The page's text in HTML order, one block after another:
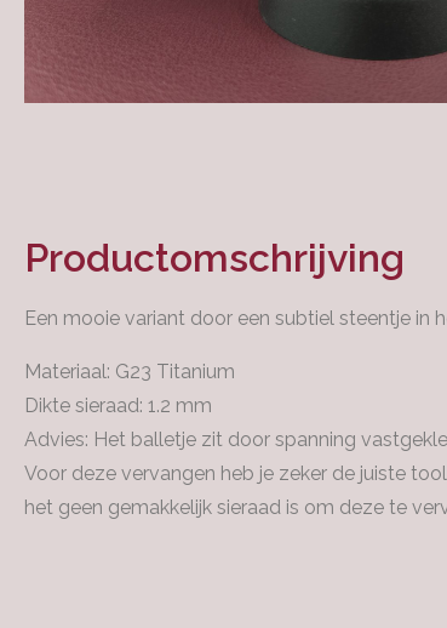
Productomschrijving
Een mooie variant door een subtiel steentje in
Materiaal: G23 Titanium
Dikte sieraad: 1.2 mm
Advies: Het balletje zit door spanning
Voor deze vervangen heb je zeker de juiste
het geen gemakkelijk sieraad is om deze te